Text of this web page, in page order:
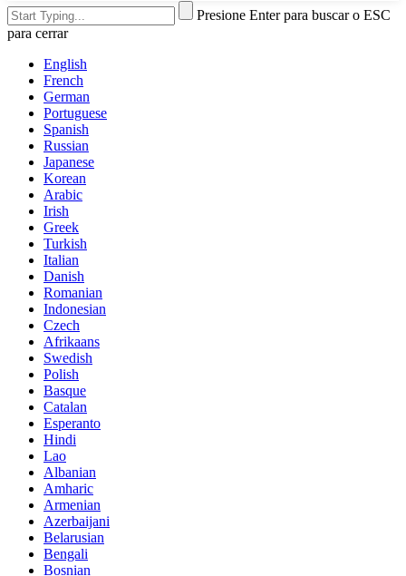
Presione Enter para buscar o ESC
para cerrar
English
French
German
Portuguese
Spanish
Russian
Japanese
Korean
Arabic
Irish
Greek
Turkish
Italian
Danish
Romanian
Indonesian
Czech
Afrikaans
Swedish
Polish
Basque
Catalan
Esperanto
Hindi
Lao
Albanian
Amharic
Armenian
Azerbaijani
Belarusian
Bengali
Bosnian